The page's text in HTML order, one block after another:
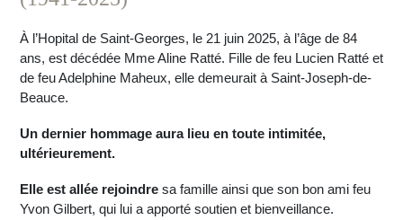
À l’Hopital de Saint-Georges, le 21 juin 2025, à l’âge de 84
ans, est décédée Mme Aline Ratté. Fille de feu Lucien Ratté et
de feu Adelphine Maheux, elle demeurait à Saint-Joseph-de-
Beauce.
Un dernier hommage aura lieu en toute intimitée,
ultérieurement.
Elle est allée rejoindre sa famille ainsi que son bon ami feu
Yvon Gilbert, qui lui a apporté soutien et bienveillance.